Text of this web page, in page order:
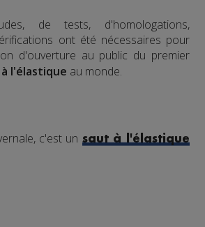
de tests, d'homologations,
ont été nécessaires pour
d'ouverture au public du premier
l'élastique au monde.
c'est un saut à l'élastique